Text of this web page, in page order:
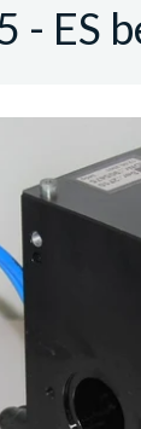
- ES